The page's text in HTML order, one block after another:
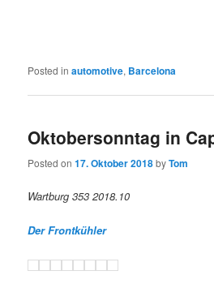
Posted in automotive, Barcelona
Oktobersonntag in
Posted on17. Oktober 2018byTom
Wartburg 353 2018.10
Der Frontkühler